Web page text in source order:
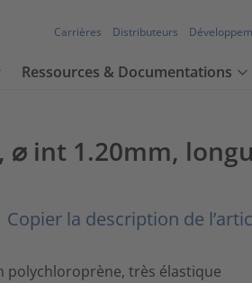
Carrières Distributeurs
Ressources & Documentations
int 1.20mm,
Copier la description de
polychloroprène, très élastique